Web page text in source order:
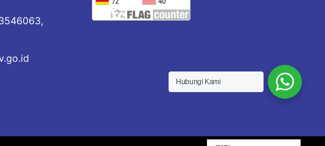
Hubungi Kami